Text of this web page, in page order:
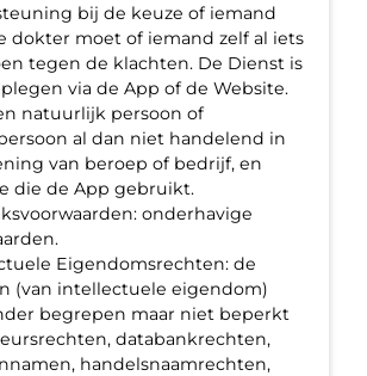
bij de keuze of iemand
dokter moet of iemand zelf al iets
tegen de klachten. De Dienst is
via de App of de Website.
natuurlijk persoon of
al dan niet handelend in
van beroep of bedrijf, en
die de App gebruikt.
onderhavige
Eigendomsrechten: de
(van intellectuele eigendom)
begrepen maar niet beperkt
databankrechten,
handelsnaamrechten,